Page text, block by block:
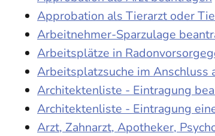
Approbation als Tierarzt oder
Arbeitnehmer-Sparzulage
Arbeitsplätze in
Arbeitsplatzsuche im
Architektenliste - Eintragung
Architektenliste - Eintragung
Arzt, Zahnarzt, Apotheker,